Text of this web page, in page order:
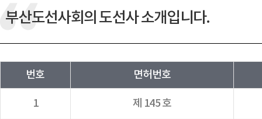
부산도선사회의 도선사 소개입니다.
번호 면허번호
1 제 145 호